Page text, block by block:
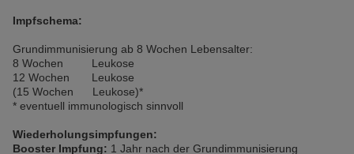
Impfschema:
Grundimmunisierung ab 8 Wochen Lebensalter:
8 Wochen Leukose
12 Wochen Leukose
(15 Wochen Leukose)*
* eventuell immunologisch sinnvoll
Wiederholungsimpfungen:
Booster Impfung: 1 Jahr nach der Grundimmunisierung